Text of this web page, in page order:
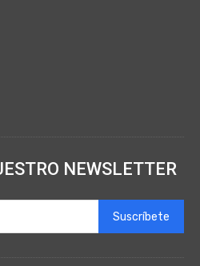
NEWSLETTER
Suscríbete